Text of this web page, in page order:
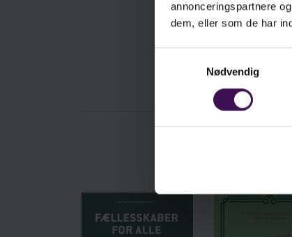
annonceringspartnere
dem, eller som de har
Nødvendig